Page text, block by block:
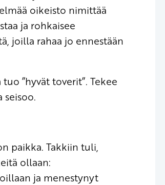
oikeisto nimittää
ja rohkaisee
joilla rahaa jo ennestään
”hyvät toverit”. Tekee
seisoo.
paikka. Takkiin tuli,
ollaan:
ja menestynyt